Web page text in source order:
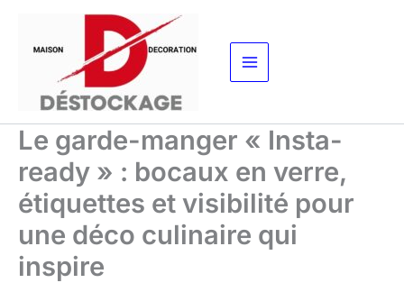
contenu
Le garde-manger « Insta-
ready » : bocaux en verre,
étiquettes et visibilité pour
une déco culinaire qui
inspire